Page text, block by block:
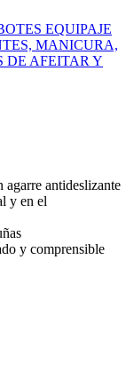
EQUIPAJE
MANICURA,
DE AFEITAR Y
agarre antideslizante
y en el
y comprensible